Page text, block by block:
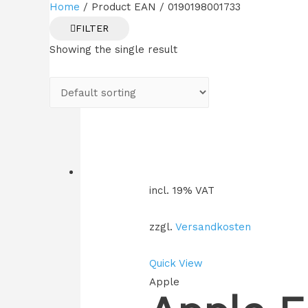
Home / Product EAN / 0190198001733
FILTER
Showing the single result
incl. 19% VAT
zzgl.Versandkosten
Quick View
Apple